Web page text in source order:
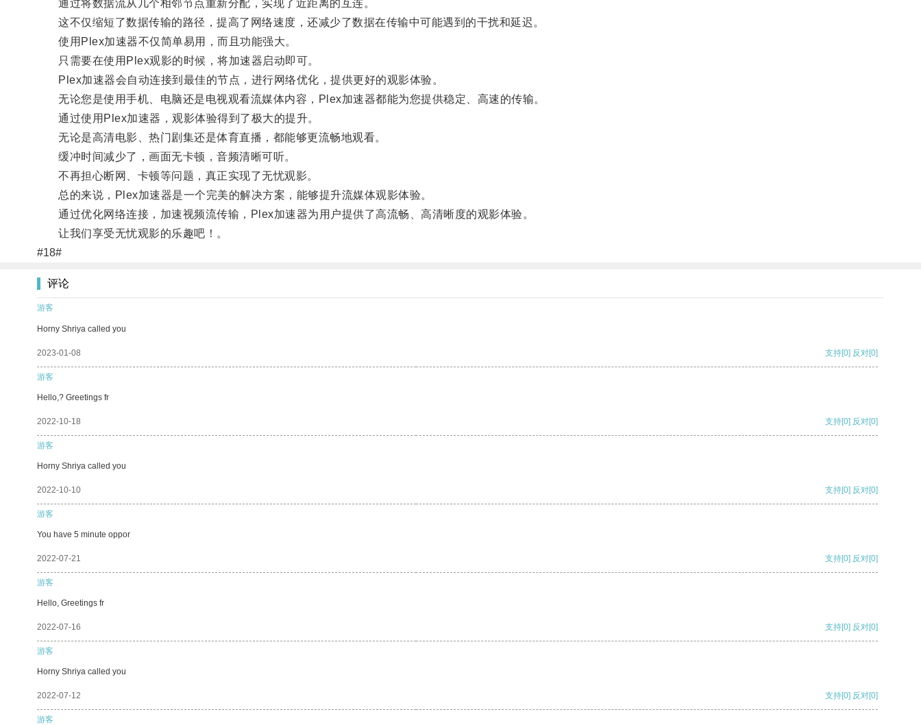
通过将数据流从几个相邻节点重新分配，实现了近距离的互连。
这不仅缩短了数据传输的路径，提高了网络速度，还减少了数据在传输中可能遇到的干扰和延迟。
使用Plex加速器不仅简单易用，而且功能强大。
只需要在使用Plex观影的时候，将加速器启动即可。
Plex加速器会自动连接到最佳的节点，进行网络优化，提供更好的观影体验。
无论您是使用手机、电脑还是电视观看流媒体内容，Plex加速器都能为您提供稳定、高速的传输。
通过使用Plex加速器，观影体验得到了极大的提升。
无论是高清电影、热门剧集还是体育直播，都能够更流畅地观看。
缓冲时间减少了，画面无卡顿，音频清晰可听。
不再担心断网、卡顿等问题，真正实现了无忧观影。
总的来说，Plex加速器是一个完美的解决方案，能够提升流媒体观影体验。
通过优化网络连接，加速视频流传输，Plex加速器为用户提供了高流畅、高清晰度的观影体验。
让我们享受无忧观影的乐趣吧！。
#18#
评论
游客
Horny Shriya called you
2023-01-08 支持[0] 反对[0]
游客
Hello,? Greetings fr
2022-10-18 支持[0] 反对[0]
游客
Horny Shriya called you
2022-10-10 支持[0] 反对[0]
游客
You have 5 minute oppor
2022-07-21 支持[0] 反对[0]
游客
Hello, Greetings fr
2022-07-16 支持[0] 反对[0]
游客
Horny Shriya called you
2022-07-12 支持[0] 反对[0]
游客